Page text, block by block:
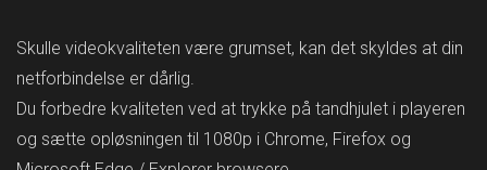
Skulle videokvaliteten være grumset, kan det skyldes at din
netforbindelse er dårlig.
Du forbedre kvaliteten ved at trykke på tandhjulet i playeren
og sætte opløsningen til 1080p i Chrome, Firefox og